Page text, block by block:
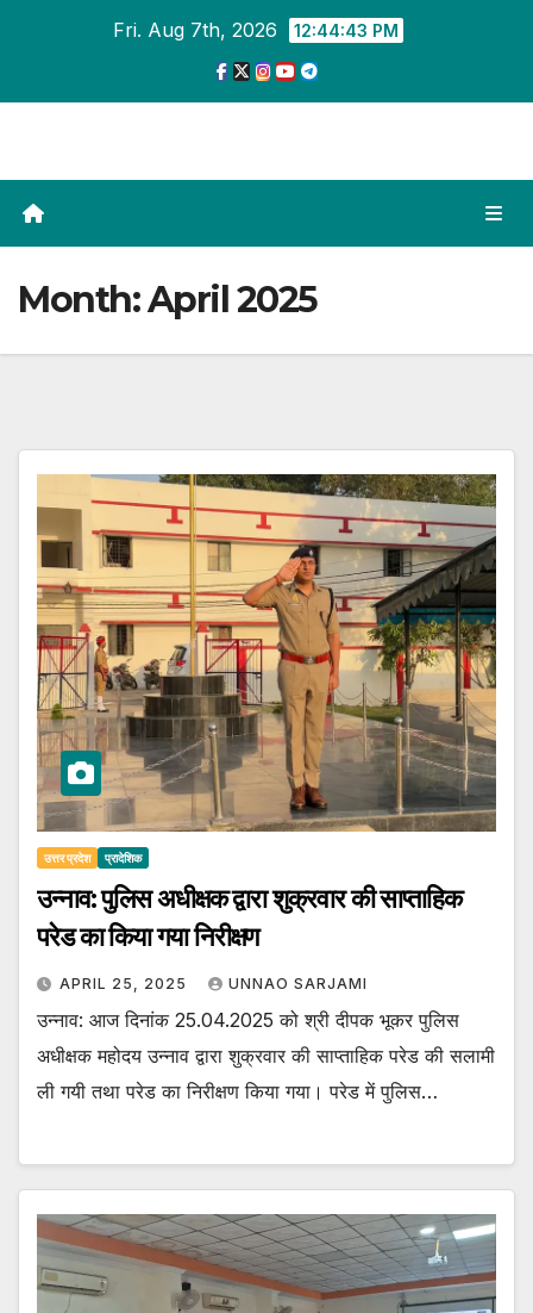
Fri. Aug 7th, 2026 12:44:45 PM
Month:April 2025
उत्तर प्रदेश प्रादेशिक
उन्नाव: पुलिस अधीक्षक द्वारा शुक्रवार की साप्ताहिक
परेड का किया गया निरीक्षण
APRIL 25, 2025 UNNAO SARJAMI
उन्नाव: आज दिनांक 25.04.2025 को श्री दीपक भूकर पुलिस
अधीक्षक महोदय उन्नाव द्वारा शुक्रवार की साप्ताहिक परेड की सलामी
ली गयी तथा परेड का निरीक्षण किया गया। परेड में पुलिस…